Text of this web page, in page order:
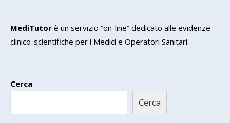
MediTutor è un servizio “on-line” dedicato alle evidenze
clinico-scientifiche per i Medici e Operatori Sanitari.
Cerca
Cerca